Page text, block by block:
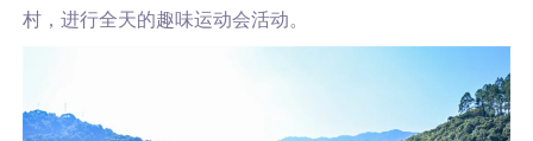
村，进行全天的趣味运动会活动。